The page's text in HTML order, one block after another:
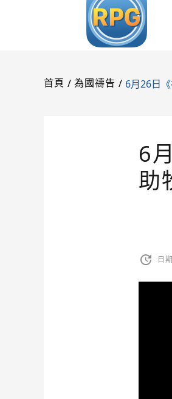
首頁 / 為國禱告 / 6月26日
6
助
日